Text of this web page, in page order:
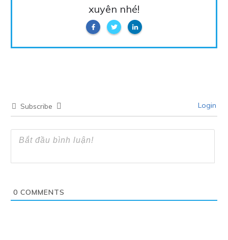
xuyên nhé!
Subscribe Login
0 COMMENTS